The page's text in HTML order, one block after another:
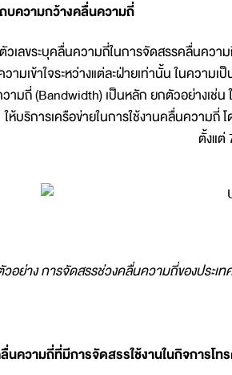
บความกว้างคลื่นความถี่
ตัวเลขระบุคลื่นความถี่ในการจัดสรรคลื่นควา
วามเข้าใจระหว่างแต่ละฝ่ายเท่านั้น ในควา
ามถี่ (Bandwidth) เป็นหลัก ยกตัวอย่างเช่
ให้บริการเครือข่ายในการใช้งานคลื่นความ
ตั้งแต่
วอย่าง การจัดสรรช่วงคลื่นความถี่ของประเ
นความถี่ที่มีการจัดสรรใช้งานในกิจการโท